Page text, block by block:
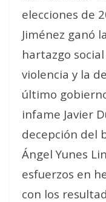
elecciones de
Jiménez ganó
hartazgo
violencia y la
último
infame Javier
decepción del
Ángel Yunes
esfuerzos en
con los